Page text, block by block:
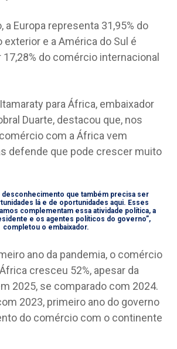
a Europa representa 31,95% do
e a América do Sul é
do comércio internacional
para África, embaixador
Duarte, destacou que, nos
com a África vem
defende que pode crescer muito
desconhecimento que também precisa ser
lá e de oportunidades aqui. Esses
complementam essa atividade política, a
e os agentes políticos do governo”,
completou o embaixador.
ano da pandemia, o comércio
cresceu 52%, apesar da
2025, se comparado com 2024.
2023, primeiro ano do governo
do comércio com o continente